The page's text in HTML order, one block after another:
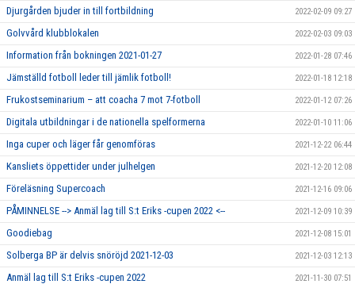
Djurgården bjuder in till fortbildning 2022-02-09 09:27
Golvvård klubblokalen 2022-02-03 09:03
Information från bokningen 2021-01-27 2022-01-28 07:46
Jämställd fotboll leder till jämlik fotboll! 2022-01-18 12:18
Frukostseminarium – att coacha 7 mot 7-fotboll 2022-01-12 07:26
Digitala utbildningar i de nationella spelformerna 2022-01-10 11:06
Inga cuper och läger får genomföras 2021-12-22 06:44
Kansliets öppettider under julhelgen 2021-12-20 12:08
Föreläsning Supercoach 2021-12-16 09:06
PÅMINNELSE --> Anmäl lag till S:t Eriks -cupen 2022 <-- 2021-12-09 10:39
Goodiebag 2021-12-08 15:01
Solberga BP är delvis snöröjd 2021-12-03 2021-12-03 12:13
Anmäl lag till S:t Eriks -cupen 2022 2021-11-30 07:51